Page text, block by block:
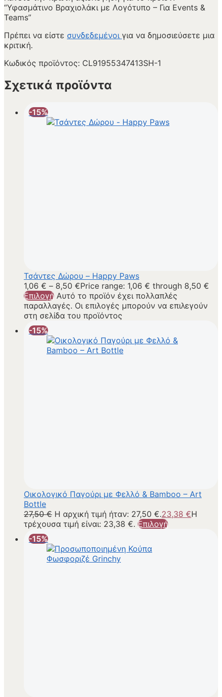
“Υφασμάτινο Βραχιολάκι με Λογότυπο – Για Events &
Teams”
Πρέπει να είστε συνδεδεμένοι για να δημοσιεύσετε μια
κριτική.
Κωδικός προϊόντος: CL91955347413SH-1
Σχετικά προϊόντα
-15%
Τσάντες Δώρου – Happy Paws
1,06 € – 8,50 €Price range: 1,06 € through 8,50 €
Επιλογή Αυτό το προϊόν έχει πολλαπλές
παραλλαγές. Οι επιλογές μπορούν να επιλεγούν
στη σελίδα του προϊόντος
-15%
Οικολογικό Παγούρι με Φελλό & Bamboo – Art
Bottle
27,50€ Η αρχική τιμή ήταν: 27,50 €.23,38 €Η
τρέχουσα τιμή είναι: 23,38 €. Επιλογή
-15%